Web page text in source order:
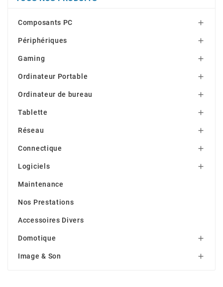
Composants PC 
Périphériques 
Gaming 
Ordinateur Portable 
Ordinateur de bureau 
Tablette 
Réseau 
Connectique 
Logiciels 
Maintenance
Nos Prestations
Accessoires Divers
Domotique 
Image & Son 